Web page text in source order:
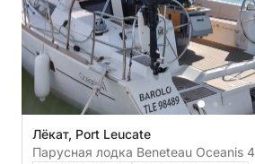
Лёкат, Port Leucate
Парусная лодка Beneteau Oceanis